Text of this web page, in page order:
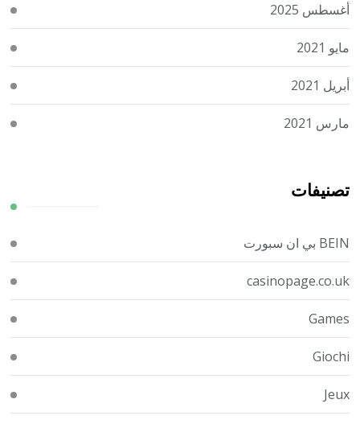
أغسطس 2025
مايو 2021
أبريل 2021
مارس 2021
تصنيفات
BEIN بي ان سبورت
casinopage.co.uk
Games
Giochi
Jeux